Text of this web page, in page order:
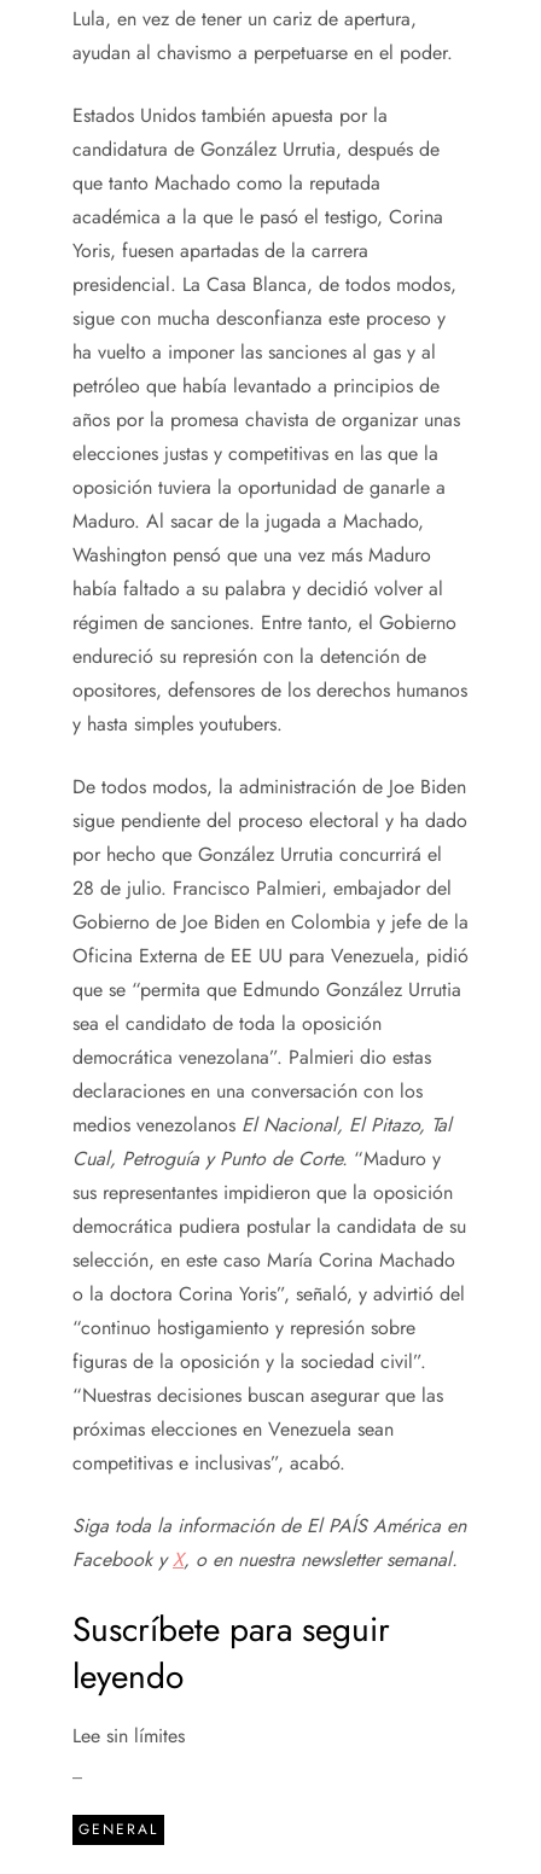
Lula, en vez de tener un cariz de apertura,
ayudan al chavismo a perpetuarse en el poder.
Estados Unidos también apuesta por la
candidatura de González Urrutia, después de
que tanto Machado como la reputada
académica a la que le pasó el testigo, Corina
Yoris, fuesen apartadas de la carrera
presidencial. La Casa Blanca, de todos modos,
sigue con mucha desconfianza este proceso y
ha vuelto a imponer las sanciones al gas y al
petróleo que había levantado a principios de
años por la promesa chavista de organizar unas
elecciones justas y competitivas en las que la
oposición tuviera la oportunidad de ganarle a
Maduro. Al sacar de la jugada a Machado,
Washington pensó que una vez más Maduro
había faltado a su palabra y decidió volver al
régimen de sanciones. Entre tanto, el Gobierno
endureció su represión con la detención de
opositores, defensores de los derechos humanos
y hasta simples youtubers.
De todos modos, la administración de Joe Biden
sigue pendiente del proceso electoral y ha dado
por hecho que González Urrutia concurrirá el
28 de julio. Francisco Palmieri, embajador del
Gobierno de Joe Biden en Colombia y jefe de la
Oficina Externa de EE UU para Venezuela, pidió
que se “permita que Edmundo González Urrutia
sea el candidato de toda la oposición
democrática venezolana”. Palmieri dio estas
declaraciones en una conversación con los
medios venezolanos El Nacional, El Pitazo, Tal
Cual, Petroguía y Punto de Corte. “Maduro y
sus representantes impidieron que la oposición
democrática pudiera postular la candidata de su
selección, en este caso María Corina Machado
o la doctora Corina Yoris”, señaló, y advirtió del
“continuo hostigamiento y represión sobre
figuras de la oposición y la sociedad civil”.
“Nuestras decisiones buscan asegurar que las
próximas elecciones en Venezuela sean
competitivas e inclusivas”, acabó.
Siga toda la información de El PAÍS América en
FacebookyX, o en nuestra newsletter semanal.
Suscríbete para seguir
leyendo
Lee sin límites
GENERAL